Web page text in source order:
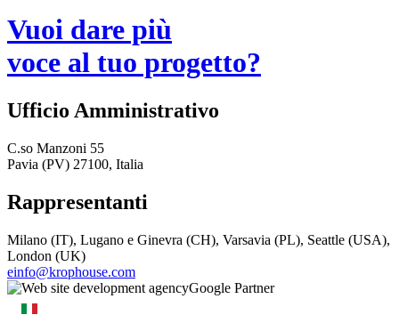
Vuoi dare più
voce al tuo progetto?
Ufficio Amministrativo
C.so Manzoni 55
Pavia (PV) 27100, Italia
Rappresentanti
Milano (IT), Lugano e Ginevra (CH), Varsavia (PL), Seattle (USA),
London (UK)
einfo@krophouse.com